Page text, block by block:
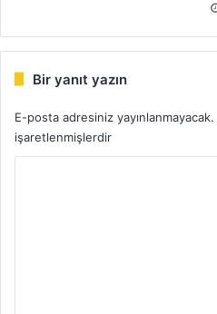
Bir yanıt yazın
E-posta adresiniz yayınlanmayacak.
işaretlenmişlerdir